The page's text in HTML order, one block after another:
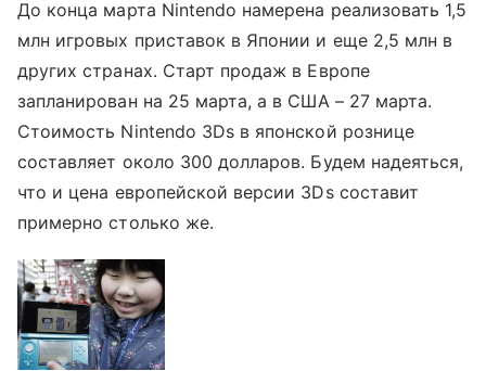
До конца марта Nintendo намерена реализовать 1,5
млн игровых приставок в Японии и еще 2,5 млн в
других странах. Старт продаж в Европе
запланирован на 25 марта, а в США – 27 марта.
Стоимость Nintendo 3Ds в японской рознице
составляет около 300 долларов. Будем надеяться,
что и цена европейской версии 3Ds составит
примерно столько же.